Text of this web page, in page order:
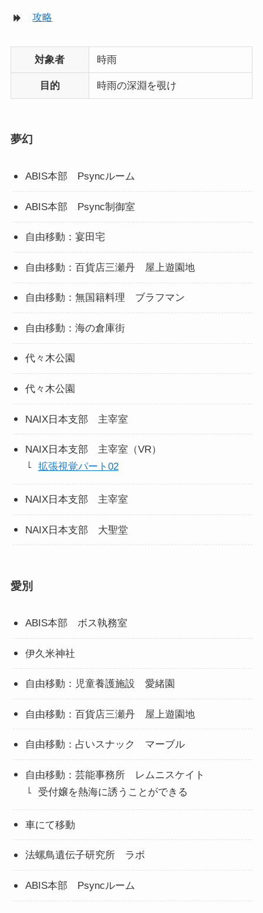
攻略
対象者 時雨
目的 時雨の深淵を覗け
夢幻
ABIS本部 Psyncルーム
ABIS本部 Psync制御室
自由移動：宴田宅
自由移動：百貨店三瀬丹 屋上遊園地
自由移動：無国籍料理 ブラフマン
自由移動：海の倉庫街
代々木公園
代々木公園
NAIX日本支部 主宰室
NAIX日本支部 主宰室（VR）
拡張視覚パート02
NAIX日本支部 主宰室
NAIX日本支部 大聖堂
愛別
ABIS本部 ボス執務室
伊久米神社
自由移動：児童養護施設 愛緒園
自由移動：百貨店三瀬丹 屋上遊園地
自由移動：占いスナック マーブル
自由移動：芸能事務所 レムニスケイト
受付嬢を熱海に誘うことができる
車にて移動
法螺鳥遺伝子研究所 ラボ
ABIS本部 Psyncルーム